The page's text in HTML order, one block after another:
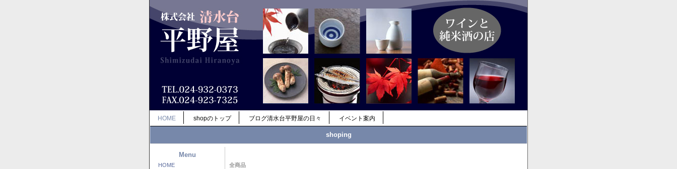
HOME shopのトップ ブログ清水台平野屋の日々 イベント案内
shoping
Menu
HOME 全商品